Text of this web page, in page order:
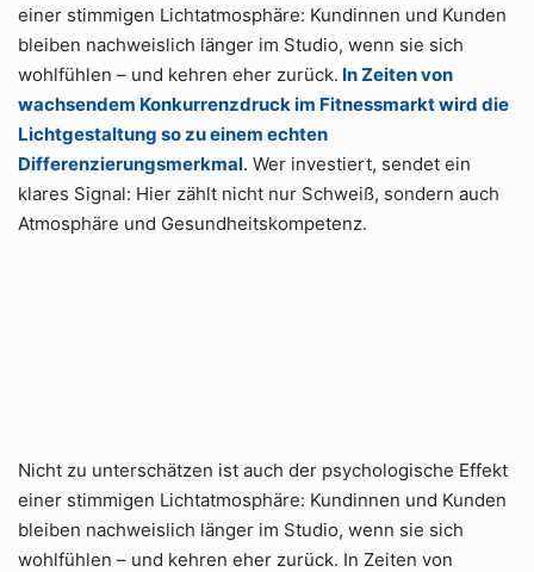
einer stimmigen Lichtatmosphäre: Kundinnen und Kunden
bleiben nachweislich länger im Studio, wenn sie sich
wohlfühlen – und kehren eher zurück. In Zeiten von
wachsendem Konkurrenzdruck im Fitnessmarkt wird die
Lichtgestaltung so zu einem echten
Differenzierungsmerkmal. Wer investiert, sendet ein
klares Signal: Hier zählt nicht nur Schweiß, sondern auch
Atmosphäre und Gesundheitskompetenz.
Nicht zu unterschätzen ist auch der psychologische Effekt
einer stimmigen Lichtatmosphäre: Kundinnen und Kunden
bleiben nachweislich länger im Studio, wenn sie sich
wohlfühlen – und kehren eher zurück. In Zeiten von